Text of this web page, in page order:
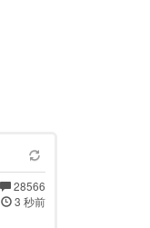
28566
3 秒前